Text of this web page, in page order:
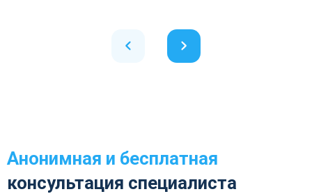
Анонимная и бесплатная
консультация специалиста